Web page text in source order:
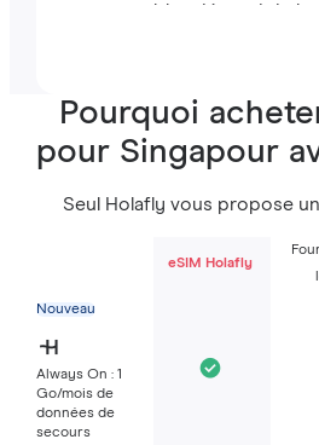
partageables dépend de la
Pourquoi
pour Singapour
Seul Holafly vous propose
eSIM Holafly
Nouveau
Always On : 1
Go/mois de
données de
secours